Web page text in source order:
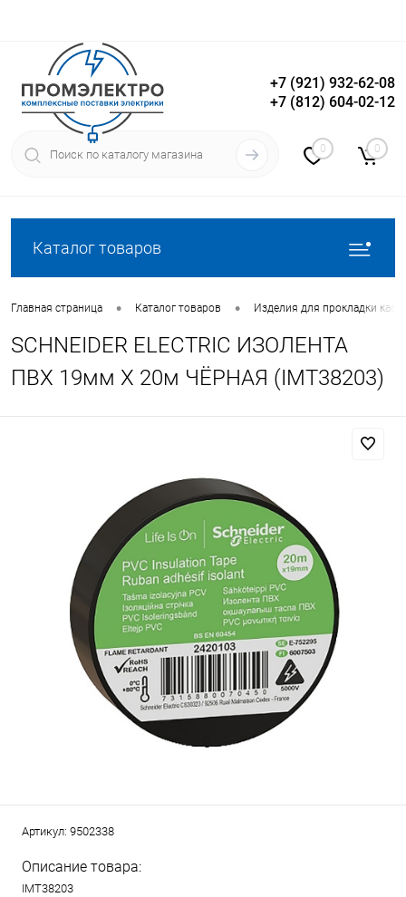
Вход Регистрация
+7 (921) 932-62-08
+7 (812) 604-02-12
0 0
Каталог товаров
Главная страница • Каталог товаров • Изделия для прокладки
SCHNEIDER ELECTRIC ИЗОЛЕНТА
ПВХ 19мм Х 20м ЧЁРНАЯ (IMT38203)
Артикул: 9502338
Описание товара:
IMT38203